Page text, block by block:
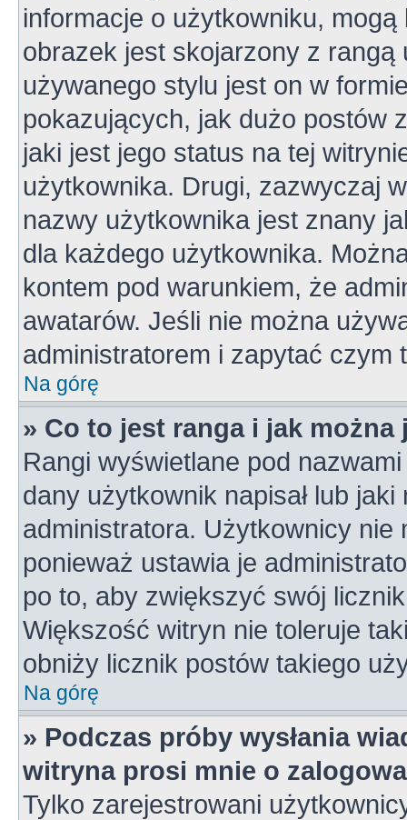
informacje o użytkowniku,
obrazek jest skojarzony z
używanego stylu jest on w
pokazujących, jak dużo postów
jaki jest jego status na tej
użytkownika. Drugi, zazwyczaj
nazwy użytkownika jest znany
dla każdego użytkownika.
kontem pod warunkiem, że
awatarów. Jeśli nie można
administratorem i zapytać czym
Na górę
» Co to jest ranga i jak można
Rangi wyświetlane pod
dany użytkownik napisał lub
administratora. Użytkownicy
ponieważ ustawia je
po to, aby zwiększyć swój
Większość witryn nie toleruje
obniży licznik postów takiego
Na górę
» Podczas próby wysłania
witryna prosi mnie o
Tylko zarejestrowani